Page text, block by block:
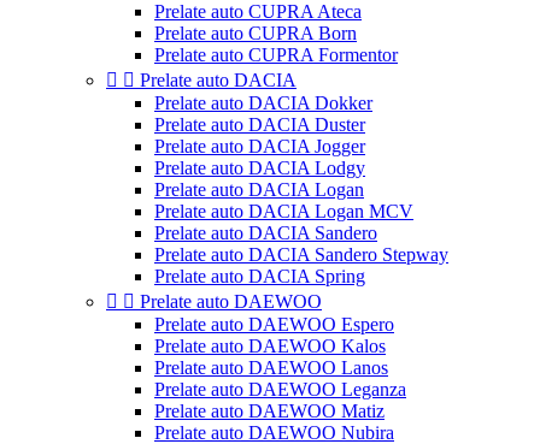
Prelate auto CUPRA Ateca
Prelate auto CUPRA Born
Prelate auto CUPRA Formentor
  Prelate auto DACIA
Prelate auto DACIA Dokker
Prelate auto DACIA Duster
Prelate auto DACIA Jogger
Prelate auto DACIA Lodgy
Prelate auto DACIA Logan
Prelate auto DACIA Logan MCV
Prelate auto DACIA Sandero
Prelate auto DACIA Sandero Stepway
Prelate auto DACIA Spring
  Prelate auto DAEWOO
Prelate auto DAEWOO Espero
Prelate auto DAEWOO Kalos
Prelate auto DAEWOO Lanos
Prelate auto DAEWOO Leganza
Prelate auto DAEWOO Matiz
Prelate auto DAEWOO Nubira